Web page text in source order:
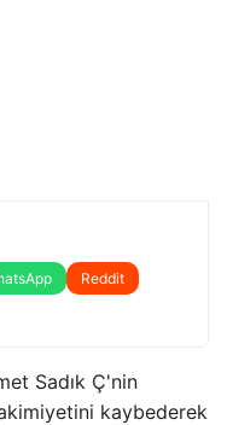
Reddit
Sadık Ç'nin
kaybederek